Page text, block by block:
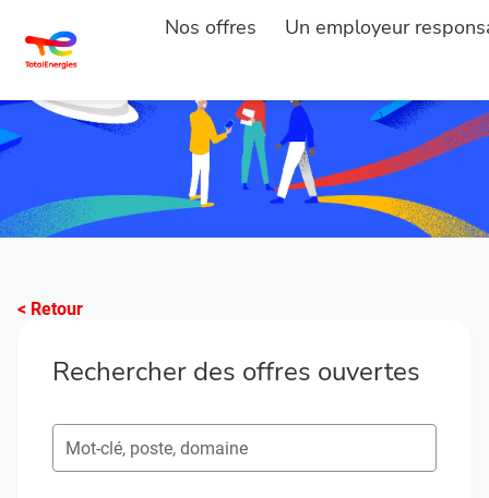
Nos offres Un employeur
< Retour
Rechercher des offres ouvertes
Rechercher des postes ouverts